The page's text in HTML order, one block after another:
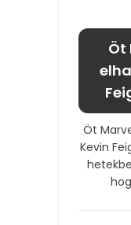
Öt
Öt
Kevin